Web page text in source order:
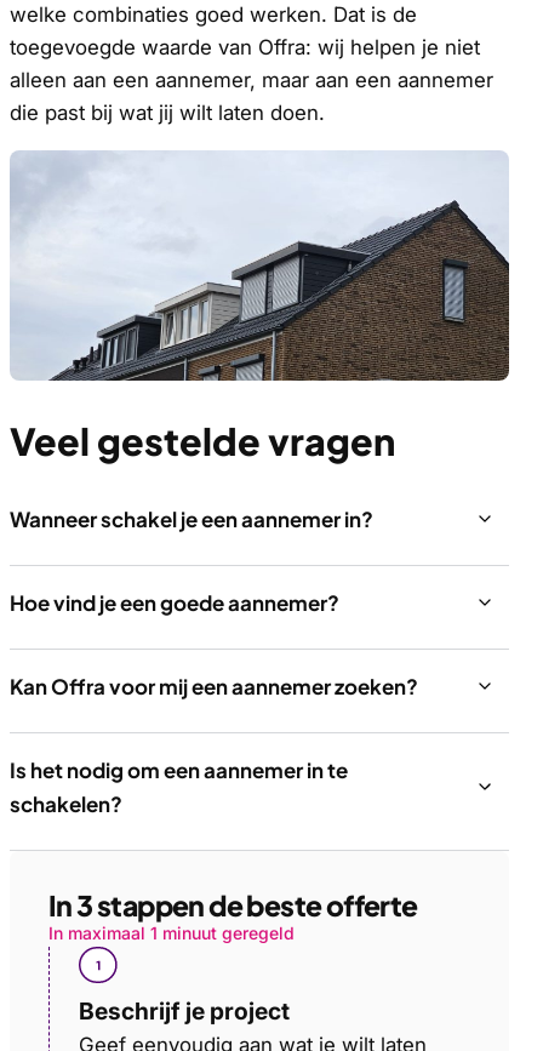
welke combinaties goed werken. Dat is de
toegevoegde waarde van Offra: wij helpen je niet
alleen aan een aannemer, maar aan een aannemer
die past bij wat jij wilt laten doen.
Veel gestelde vragen
Wanneer schakel je een aannemer in?
Hoe vind je een goede aannemer?
Kan Offra voor mij een aannemer zoeken?
Is het nodig om een aannemer in te
schakelen?
In 3 stappen de beste offerte
In maximaal 1 minuut geregeld
Beschrijf je project
Geef eenvoudig aan wat je wilt laten